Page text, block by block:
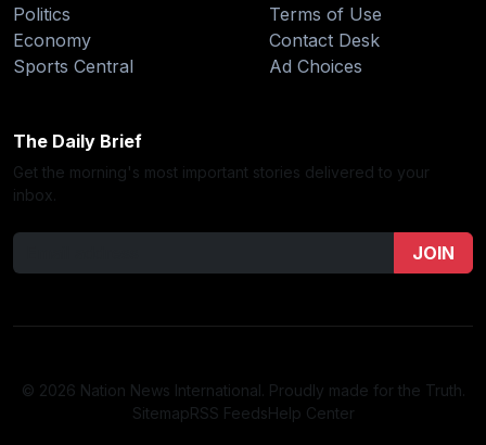
Politics
Economy
Sports Central
Terms of Use
Contact Desk
Ad Choices
The Daily Brief
Get the morning's most important stories delivered to your
inbox.
JOIN
© 2026 Nation News International. Proudly made for the Truth.
SitemapRSS FeedsHelp Center